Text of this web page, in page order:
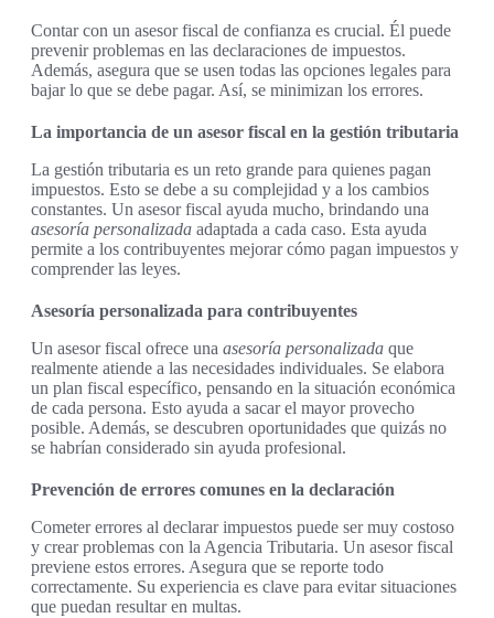
Contar con un asesor fiscal de confianza es crucial. Él puede
prevenir problemas en las declaraciones de impuestos.
Además, asegura que se usen todas las opciones legales para
bajar lo que se debe pagar. Así, se minimizan los errores.
La importancia de un asesor fiscal en la gestión tributaria
La gestión tributaria es un reto grande para quienes pagan
impuestos. Esto se debe a su complejidad y a los cambios
constantes. Un asesor fiscal ayuda mucho, brindando una
asesoría personalizada adaptada a cada caso. Esta ayuda
permite a los contribuyentes mejorar cómo pagan impuestos y
comprender las leyes.
Asesoría personalizada para contribuyentes
Un asesor fiscal ofrece una asesoría personalizada que
realmente atiende a las necesidades individuales. Se elabora
un plan fiscal específico, pensando en la situación económica
de cada persona. Esto ayuda a sacar el mayor provecho
posible. Además, se descubren oportunidades que quizás no
se habrían considerado sin ayuda profesional.
Prevención de errores comunes en la declaración
Cometer errores al declarar impuestos puede ser muy costoso
y crear problemas con la Agencia Tributaria. Un asesor fiscal
previene estos errores. Asegura que se reporte todo
correctamente. Su experiencia es clave para evitar situaciones
que puedan resultar en multas.